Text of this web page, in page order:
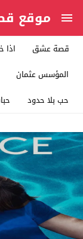
موقع
قصة عشق اذا
المؤسس عثمان
حب بلا حدود